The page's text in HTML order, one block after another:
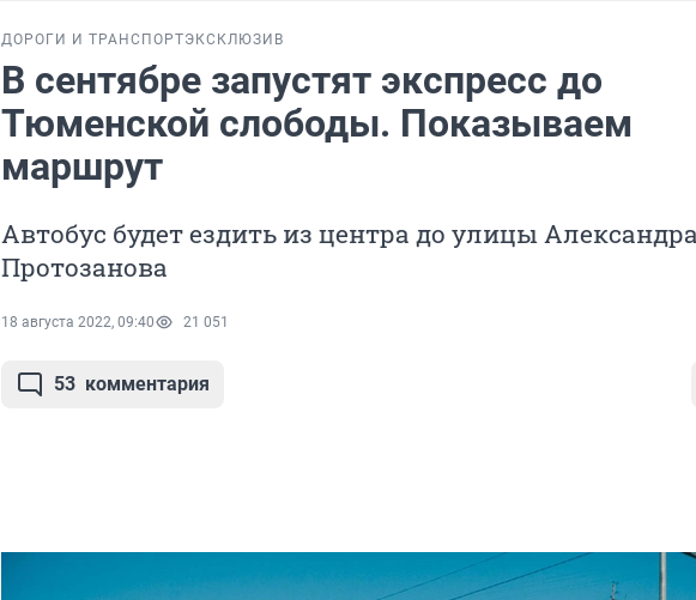
ДОРОГИ И ТРАНСПОРТЭКСКЛЮЗИВ
В сентябре запустят экспресс до
Тюменской слободы. Показываем
маршрут
Автобус будет ездить из центра до улицы
Протозанова
18 августа 2022, 09:40 21 051
53 комментария